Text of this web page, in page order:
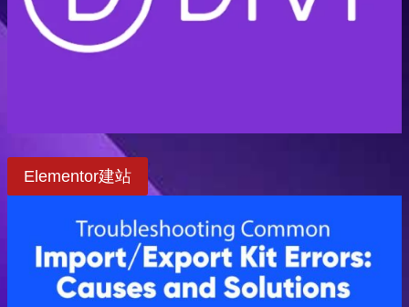
Elementor建站